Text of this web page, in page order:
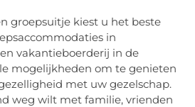
groepsuitje kiest u het beste
in
vakantieboerderij in de
mogelijkheden om te genieten
met uw gezelschap.
weg wilt met familie, vrienden